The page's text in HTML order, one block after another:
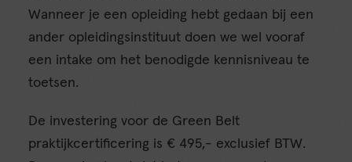
Wanneer je een opleiding hebt gedaan bij een
ander opleidingsinstituut doen we wel vooraf
een intake om het benodigde kennisniveau te
toetsen.
De investering voor de Green Belt
praktijkcertificering is € 495,- exclusief BTW.